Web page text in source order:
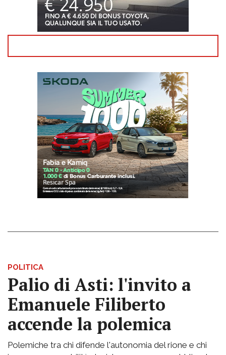
POLITICA
Palio di Asti: l'invito a
Emanuele Filiberto
accende la polemica
Polemiche tra chi difende l'autonomia del rione e chi